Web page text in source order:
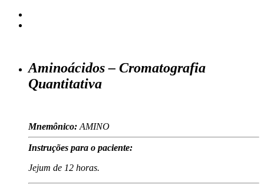
Aminoácidos – Cromatografia
Quantitativa
Mnemônico: AMINO
Instruções para o paciente:
Jejum de 12 horas.